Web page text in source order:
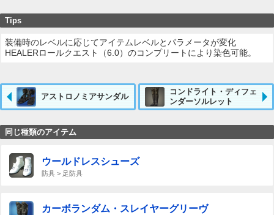
Tips
装備時のレベルに応じてアイテムレベルとパラメータが変化
HEALERロールクエスト（6.0）のコンプリートにより染色可能。
アストロノミアサンダル
コンドライト・ディフェ
ンダーソルレット
同じ種類のアイテム
ウールドレスシューズ
防具 > 足防具
カーボランダム・スレイヤーグリーヴ